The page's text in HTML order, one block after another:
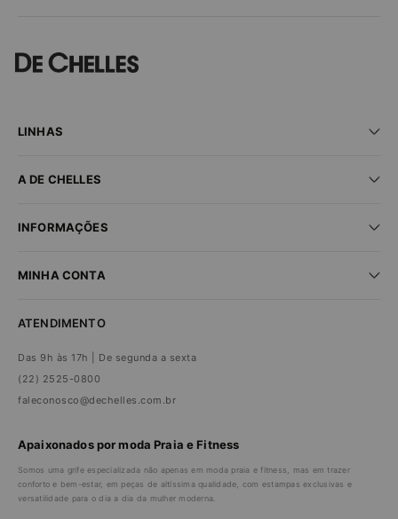
LINHAS
Fitness
A DE CHELLES
Encontre uma loja
INFORMAÇÕES
Trocas e devoluções
MINHA CONTA
Meus pedidos
ATENDIMENTO
Das 9h às 17h | De segunda a sexta
(22) 2525-0800
faleconosco@dechelles.com.br
Apaixonados por moda Praia e Fitness
Somos uma grife especializada não apenas em moda praia e fitness, mas em trazer
conforto e bem-estar, em peças de altíssima qualidade, com estampas exclusivas e
versatilidade para o dia a dia da mulher moderna.